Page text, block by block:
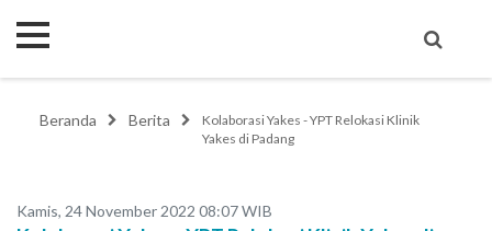
Beranda Berita
Kolaborasi Yakes - YPT Relokasi Klinik
Yakes di Padang
Kamis, 24 November 2022 08:07 WIB